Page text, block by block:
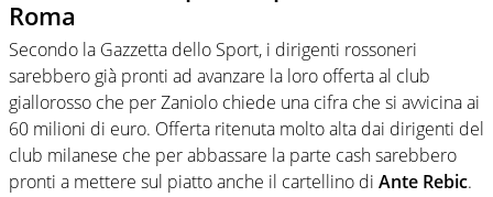
Roma
Secondo la Gazzetta dello Sport, i dirigenti rossoneri
sarebbero già pronti ad avanzare la loro offerta al club
giallorosso che per Zaniolo chiede una cifra che si avvicina ai
60 milioni di euro. Offerta ritenuta molto alta dai dirigenti del
club milanese che per abbassare la parte cash sarebbero
pronti a mettere sul piatto anche il cartellino di Ante Rebic.